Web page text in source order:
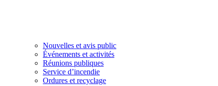
Nouvelles et avis public
Événements et activités
Réunions publiques
Service d’incendie
Ordures et recyclage